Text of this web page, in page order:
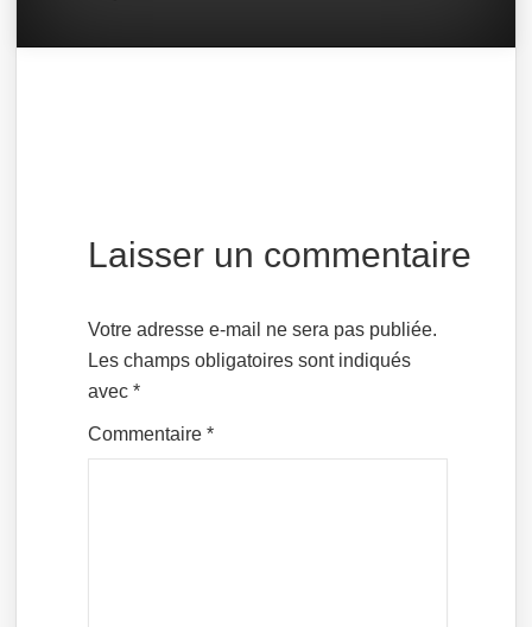
Laisser un commentaire
Votre adresse e-mail ne sera pas publiée.
Les champs obligatoires sont indiqués
avec*
Commentaire*